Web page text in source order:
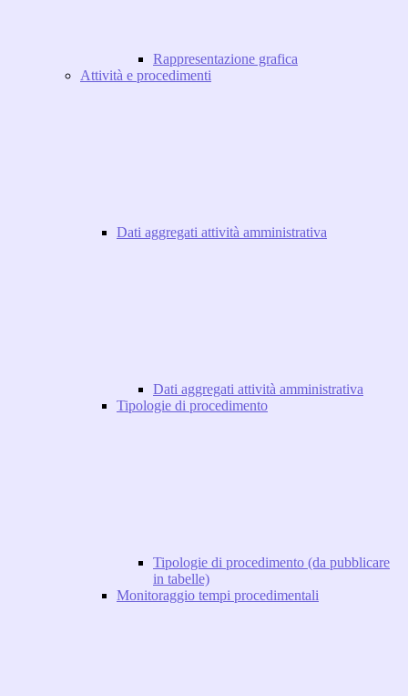
Rappresentazione grafica
Attività e procedimenti
Dati aggregati attività amministrativa
Dati aggregati attività amministrativa
Tipologie di procedimento
Tipologie di procedimento (da pubblicare
in tabelle)
Monitoraggio tempi procedimentali